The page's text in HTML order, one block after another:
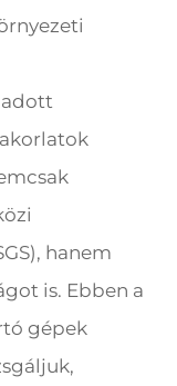
hanem
is. Ebben a
gépek